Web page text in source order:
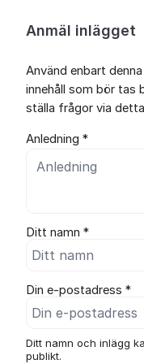
Anmäl inlägget
Använd enbart
innehåll som bör tas
ställa frågor via
Anledning *
Ditt namn *
Din e-postadress *
Ditt namn och inlägg
publikt.